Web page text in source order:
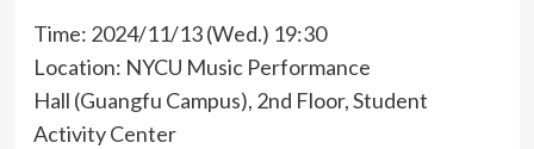
Time: 2024/11/13 (Wed.) 19:30
Location: NYCU Music Performance
Hall (Guangfu Campus), 2nd Floor, Student
Activity Center